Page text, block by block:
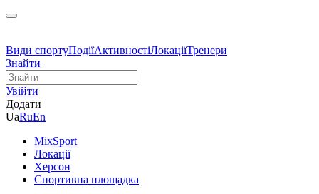
Види спортуПодіїАктивностіЛокаціїТренери
Знайти
Увійти
Додати
UaRuEn
MixSport
Локації
Херсон
Спортивна площадка